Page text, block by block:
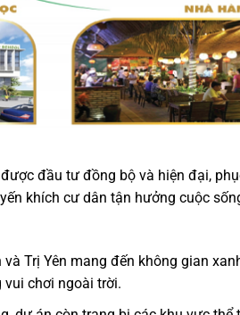
đầu tư đồng bộ và hiện đại,
khích cư dân tận hưởng cuộc
Trị Yên mang đến không gian
chơi ngoài trời.